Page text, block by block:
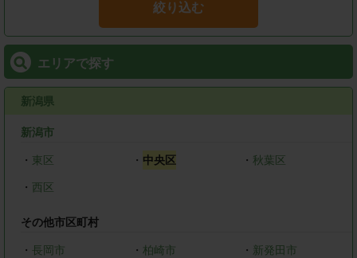
絞り込む
エリアで探す
新潟県
新潟市
・ 東区 ・ 中央区 ・ 秋葉区
・ 西区
その他市区町村
・ 長岡市 ・ 柏崎市 ・ 新発田市